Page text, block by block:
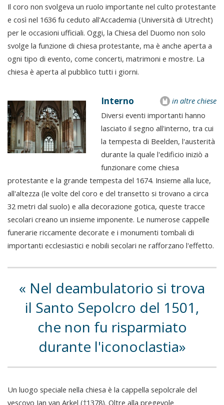
Il coro non svolgeva un ruolo importante nel culto protestante
e così nel 1636 fu ceduto all'Accademia (Università di Utrecht)
per le occasioni ufficiali. Oggi, la Chiesa del Duomo non solo
svolge la funzione di chiesa protestante, ma è anche aperta a
ogni tipo di evento, come concerti, matrimoni e mostre. La
chiesa è aperta al pubblico tutti i giorni.
in altre chiese
Interno
Diversi eventi importanti hanno
lasciato il segno all'interno, tra cui
la tempesta di Beelden, l'austerità
durante la quale l'edificio iniziò a
funzionare come chiesa
protestante e la grande tempesta del 1674. Insieme alla luce,
all'altezza (le volte del coro e del transetto si trovano a circa
32 metri dal suolo) e alla decorazione gotica, queste tracce
secolari creano un insieme imponente. Le numerose cappelle
funerarie riccamente decorate e i monumenti tombali di
importanti ecclesiastici e nobili secolari ne rafforzano l'effetto.
Nel deambulatorio si trova
il Santo Sepolcro del 1501,
che non fu risparmiato
durante l'iconoclastia
Un luogo speciale nella chiesa è la cappella sepolcrale del
vescovo Jan van Arkel (†1378). Oltre alla pregevole